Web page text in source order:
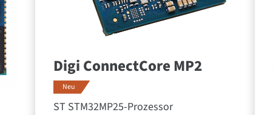
Digi ConnectCore MP2
Neu
ST STM32MP25-Prozessor